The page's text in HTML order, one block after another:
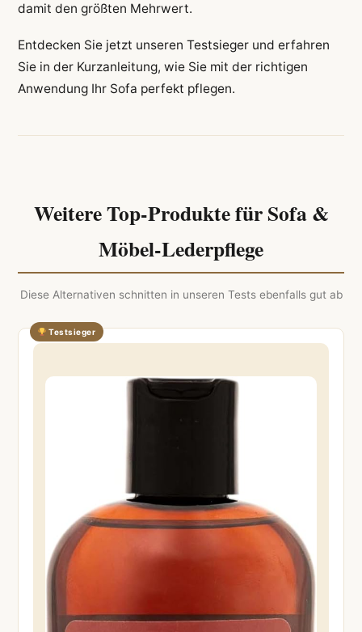
damit den größten Mehrwert.
Entdecken Sie jetzt unseren Testsieger und erfahren
Sie in der Kurzanleitung, wie Sie mit der richtigen
Anwendung Ihr Sofa perfekt pflegen.
Weitere Top-Produkte für Sofa &
Möbel-Lederpflege
Diese Alternativen schnitten in unseren Tests ebenfalls gut ab
Testsieger